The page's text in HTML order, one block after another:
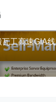
瓦工高速GIA